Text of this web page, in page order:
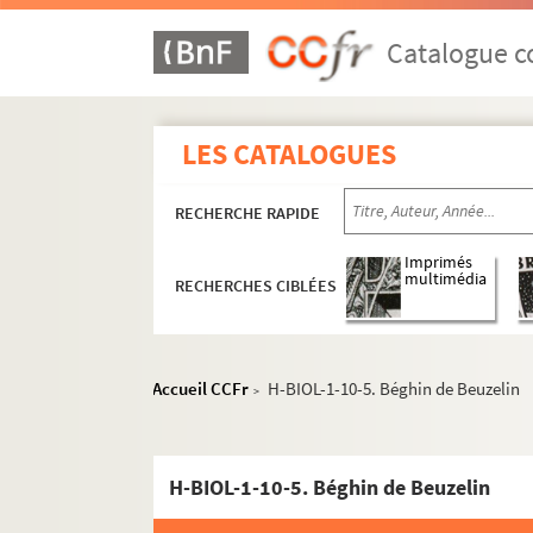
Catalogue
LES CATALOGUES
RECHERCHE RAPIDE
RECHERCHES CIBLÉES
Imprimés
multimédia
Accueil CCFr > H-BIOL-1-10-5. Béghin de Beuzelin
H-BIOL-1-10-5. Béghin de Beuzelin
H-BIOL. Biographies de personnages lillois